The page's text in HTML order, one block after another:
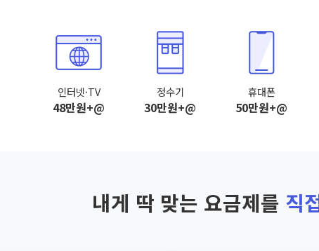
인터넷·TV
48만원+@
정수기
30만원+@
휴대폰
50만원+@
내게 딱 맞는 요금제를 직